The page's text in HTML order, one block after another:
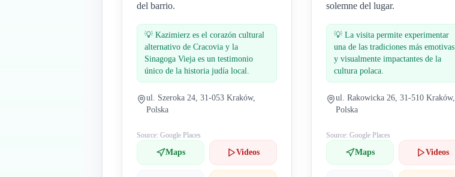
del barrio.
💡 Kazimierz es el corazón cultural
alternativo de Cracovia y la
Sinagoga Vieja es un testimonio
único de la historia judía local.
ul. Szeroka 24, 31-053 Kraków,
Polska
Source: Google Places
Maps Videos
solemne del lugar.
💡La visita permite experimentar
una de las tradiciones más emotivas
y visualmente impactantes de la
cultura polaca.
ul. Rakowicka 26, 31-510 Kraków,
Polska
Source: Google Places
Maps Videos